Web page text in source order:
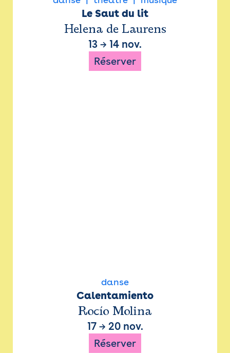
Le Saut du lit
Helena de Laurens
13 → 14 nov.
Réserver
danse
Calentamiento
Rocío Molina
17→ 20 nov.
Réserver